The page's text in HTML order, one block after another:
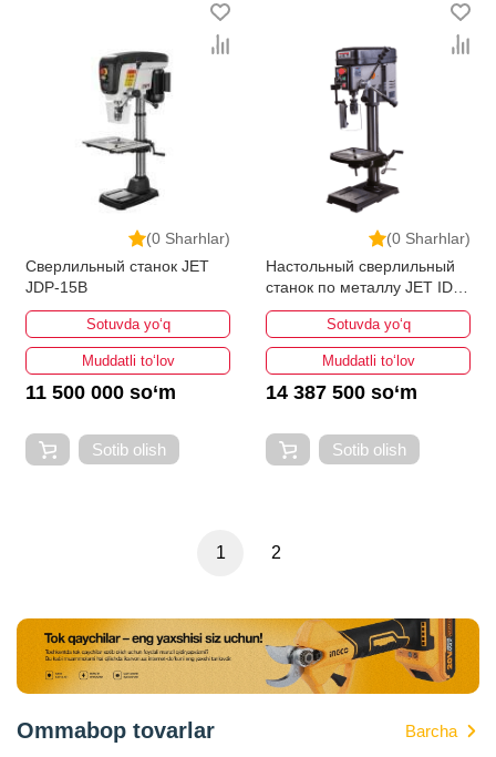
(0 Sharhlar)
Сверлильный станок JET
JDP-15B
Sotuvda yo‘q
Muddatli to‘lov
11 500 000 so‘m
Sotib olish
(0 Sharhlar)
Настольный сверлильный
станок по металлу JET IDP-
15BV
Sotuvda yo‘q
Muddatli to‘lov
14 387 500 so‘m
Sotib olish
1 2
Ommabop tovarlar Barcha